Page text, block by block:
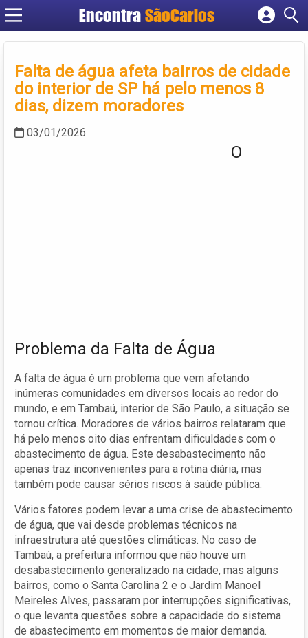
EncontraSãoCarlos
Cadastrar empresa
Criar conta
Falta de água afeta bairros de cidade
do interior de SP há pelo menos 8
dias, dizem moradores
03/01/2026
O
Problema da Falta de Água
A falta de água é um problema que vem afetando
inúmeras comunidades em diversos locais ao redor do
mundo, e em Tambaú, interior de São Paulo, a situação se
tornou crítica. Moradores de vários bairros relataram que
há pelo menos oito dias enfrentam dificuldades com o
abastecimento de água. Este desabastecimento não
apenas traz inconvenientes para a rotina diária, mas
também pode causar sérios riscos à saúde pública.
Vários fatores podem levar a uma crise de abastecimento
de água, que vai desde problemas técnicos na
infraestrutura até questões climáticas. No caso de
Tambaú, a prefeitura informou que não houve um
desabastecimento generalizado na cidade, mas alguns
bairros, como o Santa Carolina 2 e o Jardim Manoel
Meireles Alves, passaram por interrupções significativas,
o que levanta questões sobre a capacidade do sistema
de abastecimento em momentos de maior demanda.